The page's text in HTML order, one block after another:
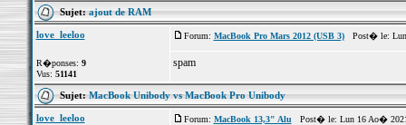
Sujet:ajout de RAM
love_leeloo
R�ponses: 9
Vus: 51141
Forum: MacBook Pro Mars 2012 (USB 3)Post� le: Lun
spam
Sujet:MacBook Unibody vs MacBook Pro Unibody
love_leeloo Forum: MacBook 13,3" Alu Post� le: Lun 16 Ao�